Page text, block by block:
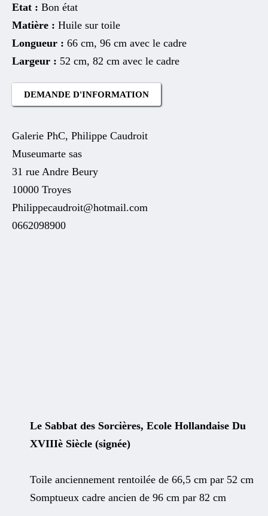
Etat : Bon état
Matière : Huile sur toile
Longueur : 66 cm, 96 cm avec le cadre
Largeur : 52 cm, 82 cm avec le cadre
DEMANDE D'INFORMATION
Galerie PhC, Philippe Caudroit
Museumarte sas
31 rue Andre Beury
10000 Troyes
Philippecaudroit@hotmail.com
0662098900
Le Sabbat des Sorcières, Ecole Hollandaise Du
XVIIIè Siècle (signée)
Toile anciennement rentoilée de 66,5 cm par 52 cm
Somptueux cadre ancien de 96 cm par 82 cm